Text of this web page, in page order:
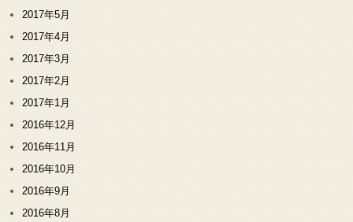
2017年5月
2017年4月
2017年3月
2017年2月
2017年1月
2016年12月
2016年11月
2016年10月
2016年9月
2016年8月